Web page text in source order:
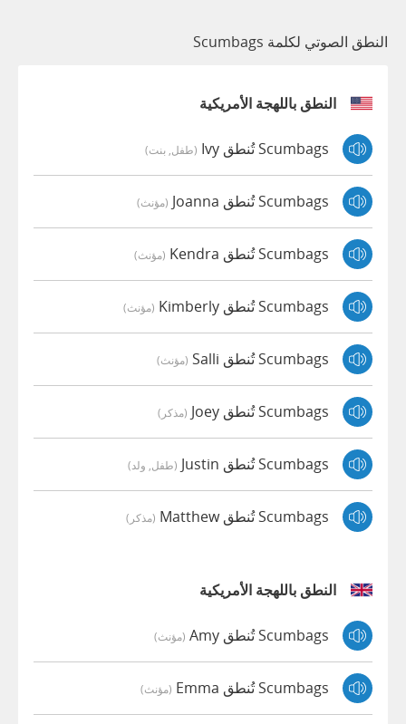
النطق الصوتي لكلمة Scumbags
النطق باللهجة الأمريكية
Scumbags تُنطق Ivy (طفل, بنت)
Scumbags تُنطق Joanna (مؤنث)
Scumbags تُنطق Kendra (مؤنث)
Scumbags تُنطق Kimberly (مؤنث)
Scumbags تُنطق Salli (مؤنث)
Scumbags تُنطق Joey (مذكر)
Scumbags تُنطق Justin (طفل, ولد)
Scumbags تُنطق Matthew (مذكر)
النطق باللهجة الأمريكية
Scumbags تُنطق Amy (مؤنث)
Scumbags تُنطق Emma (مؤنث)